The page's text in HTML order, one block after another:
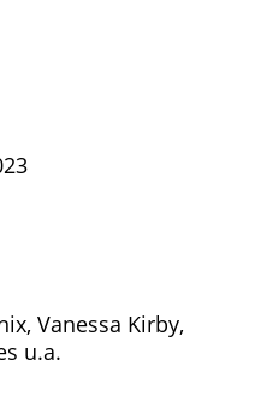
Vanessa Kirby,
u.a.